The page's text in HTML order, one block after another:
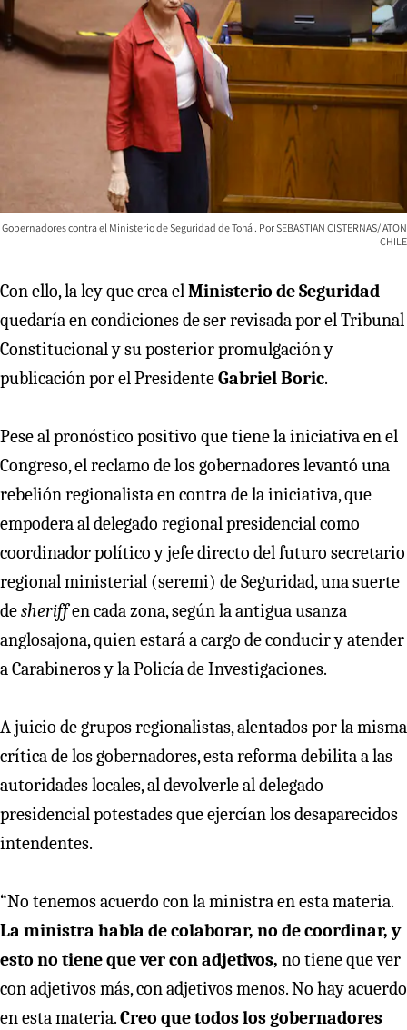
Gobernadores contra el Ministerio de Seguridad de Tohá
SEBASTIAN CISTERNAS/ ATON
CHILE
Con ello, la ley que crea el Ministerio de Seguridad
quedaría en condiciones de ser revisada por el Tribunal
Constitucional y su posterior promulgación y
publicación por el PresidenteGabriel Boric.
Pese al pronóstico positivo que tiene la iniciativa en el
Congreso, el reclamo de los gobernadores levantó una
rebelión regionalista en contra de la iniciativa, que
empodera al delegado regional presidencial como
coordinador político y jefe directo del futuro secretario
regional ministerial (seremi) de Seguridad, una suerte
desheriffen cada zona, según la antigua usanza
anglosajona, quien estará a cargo de conducir y atender
a Carabineros y la Policía de Investigaciones.
A juicio de grupos regionalistas, alentados por la misma
crítica de los gobernadores, esta reforma debilita a las
autoridades locales, al devolverle al delegado
presidencial potestades que ejercían los desaparecidos
intendentes.
“No tenemos acuerdo con la ministra en esta materia.
La ministra habla de colaborar, no de coordinar, y
esto no tiene que ver con adjetivos, no tiene que ver
con adjetivos más, con adjetivos menos. No hay acuerdo
en esta materia.Creo que todos los gobernadores